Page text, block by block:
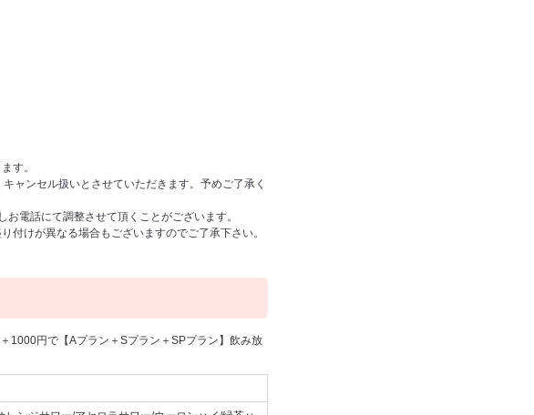
す。
ャンセル扱いとさせていただきます。予めご了承く
電話にて調整させて頂くことがございます。
けが異なる場合もございますのでご了承下さい。
1000円で【Aプラン＋Sプラン＋SPプラン】飲み放